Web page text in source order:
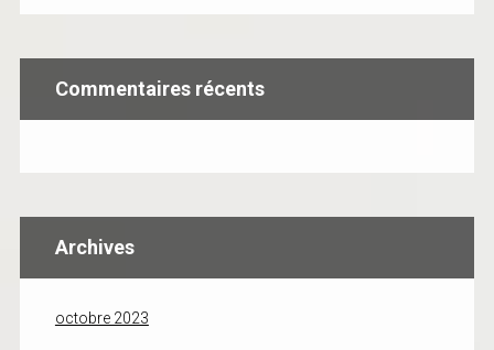
Commentaires récents
Archives
octobre 2023